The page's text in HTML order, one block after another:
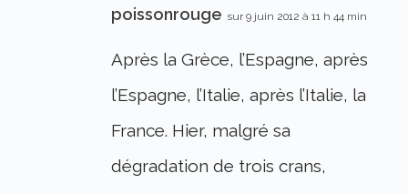
poissonrouge sur 9 juin 2012 à 11 h 44 min
Après la Grèce, l’Espagne, après
l’Espagne, l’Italie, après l’Italie, la
France. Hier, malgré sa
dégradation de trois crans,